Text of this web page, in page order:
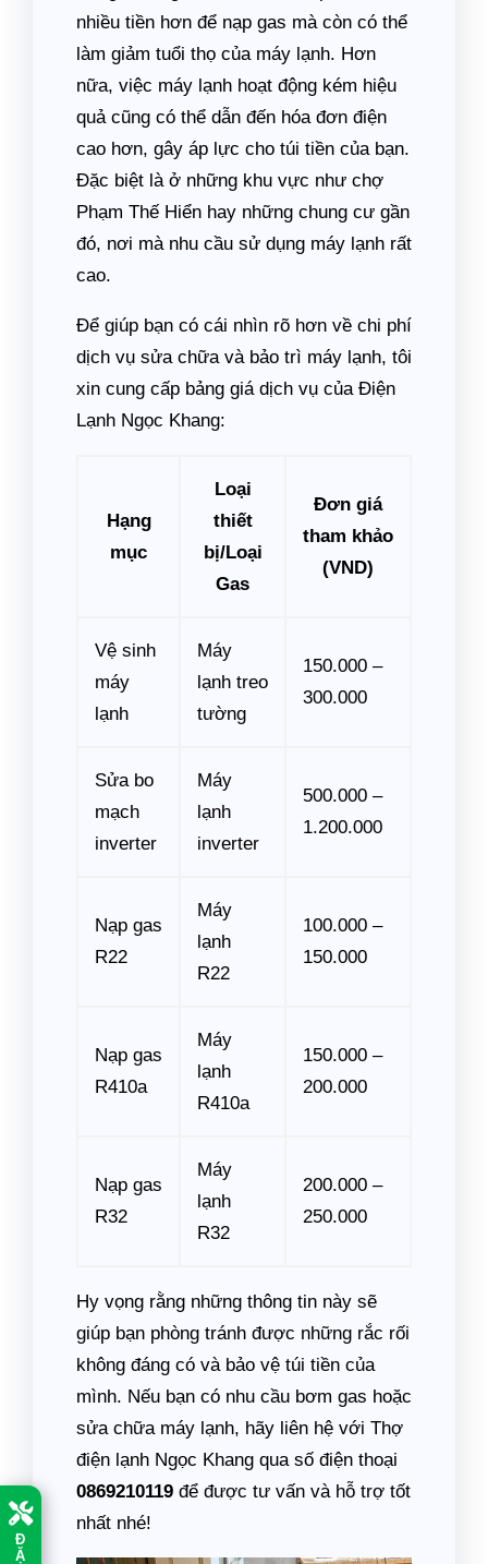
Đ
Ặ
nhiều tiền hơn để nạp gas mà còn có thể
làm giảm tuổi thọ của máy lạnh. Hơn
nữa, việc máy lạnh hoạt động kém hiệu
quả cũng có thể dẫn đến hóa đơn điện
cao hơn, gây áp lực cho túi tiền của bạn.
Đặc biệt là ở những khu vực như chợ
Phạm Thế Hiển hay những chung cư gần
đó, nơi mà nhu cầu sử dụng máy lạnh rất
cao.
Để giúp bạn có cái nhìn rõ hơn về chi phí
dịch vụ sửa chữa và bảo trì máy lạnh, tôi
xin cung cấp bảng giá dịch vụ của Điện
Lạnh Ngọc Khang:
Hạng
mục
Loại
thiết
bị/Loại
Gas
Đơn giá
tham khảo
(VND)
Vệ sinh
máy
lạnh
Máy
lạnh treo
tường
150.000 –
300.000
Sửa bo
mạch
inverter
Máy
lạnh
inverter
500.000 –
1.200.000
Nạp gas
R22
Máy
lạnh
R22
100.000 –
150.000
Nạp gas
R410a
Máy
lạnh
R410a
150.000 –
200.000
Nạp gas
R32
Máy
lạnh
R32
200.000 –
250.000
Hy vọng rằng những thông tin này sẽ
giúp bạn phòng tránh được những rắc rối
không đáng có và bảo vệ túi tiền của
mình. Nếu bạn có nhu cầu bơm gas hoặc
sửa chữa máy lạnh, hãy liên hệ với Thợ
điện lạnh Ngọc Khang qua số điện thoại
0869210119 để được tư vấn và hỗ trợ tốt
nhất nhé!